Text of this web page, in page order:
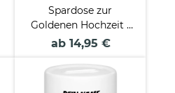
Spardose zur
Goldenen Hochzeit -
50 Jahre wir - mit
ab 14,95 €